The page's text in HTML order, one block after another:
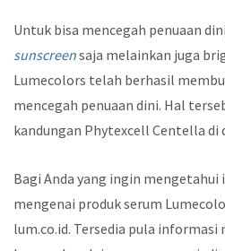
Untuk bisa mencegah penuaan
sunscreensaja melainkan juga
Lumecolors telah berhasil
mencegah penuaan dini. Hal
kandungan Phytexcell Centella di
Bagi Anda yang ingin
mengenai produk serum
lum.co.id. Tersedia pula informasi